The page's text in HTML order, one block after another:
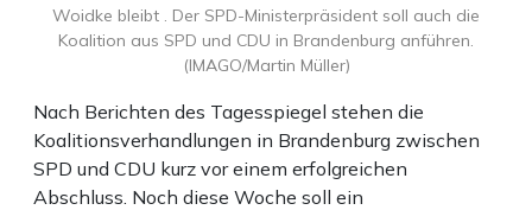
Nach Berichten des Tagesspiegel stehen die
Koalitionsverhandlungen in Brandenburg zwischen
SPD und CDU kurz vor einem erfolgreichen
Abschluss. Noch diese Woche soll ein
Woidke bleibt . Der SPD-Ministerpräsident soll auch die
Koalition aus SPD und CDU in Brandenburg anführen.
(IMAGO/Martin Müller)